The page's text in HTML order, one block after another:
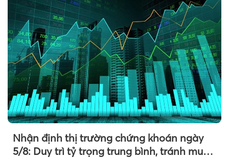
Nhận định thị trường chứng khoán ngày
5/8: Duy trì tỷ trọng trung bình, tránh mua